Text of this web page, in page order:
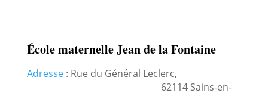
École maternelle Jean de la Fontaine
Adresse: Rue du Général Leclerc,
62114 Sains-en-